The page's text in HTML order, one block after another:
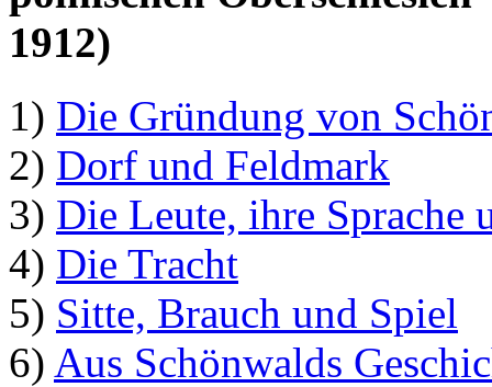
1912)
1) Die Gründung von
2) Dorf und Feldmark
3) Die Leute, ihre Sprache
4) Die Tracht
5) Sitte, Brauch und Spiel
6) Aus Schönwalds